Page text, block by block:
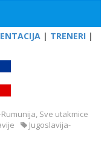
| TRENERI |
, Sve utakmice
Jugoslavija-